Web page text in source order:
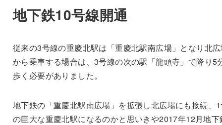
地下鉄10号線開通
従来の3号線の重慶北駅は「重慶北駅南広場」となり北
から乗車する場合は、3号線の次の駅「龍頭寺」で降り5
歩く必要がありました。
地下鉄の「重慶北駅南広場」を拡張し北広場にも接続、
の巨大な重慶北駅になるのかと思いきや2017年12月地下